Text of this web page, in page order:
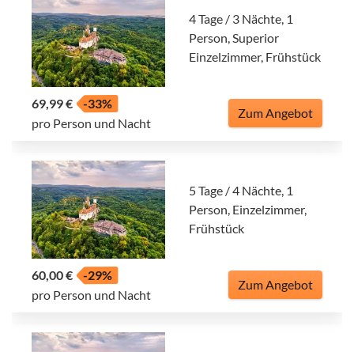
4 Tage / 3 Nächte, 1
Person, Superior
Einzelzimmer, Frühstück
69,99 €
-33%
pro Person und Nacht
Zum Angebot
5 Tage / 4 Nächte, 1
Person, Einzelzimmer,
Frühstück
60,00 €
-29%
pro Person und Nacht
Zum Angebot